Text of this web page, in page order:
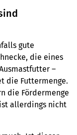
gute
die eines
–
die Futtermenge.
die Fördermenge
allerdings nicht